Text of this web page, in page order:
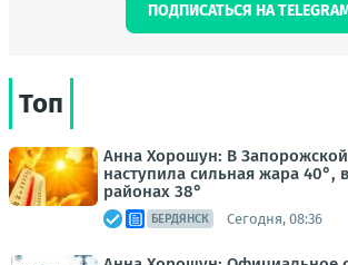
ПОДПИСАТЬСЯ НА
Топ
Анна Хорошун: В
наступила сильная жара 40°,
районах 38°
БЕРДЯНСК Сегодня, 08:36